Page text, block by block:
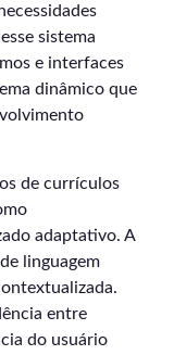
sistema
e interfaces
dinâmico que
de currículos
adaptativo. A
linguagem
entre
do usuário